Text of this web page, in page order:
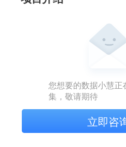
您想要的数据小慧正
集，敬请期待
立即咨